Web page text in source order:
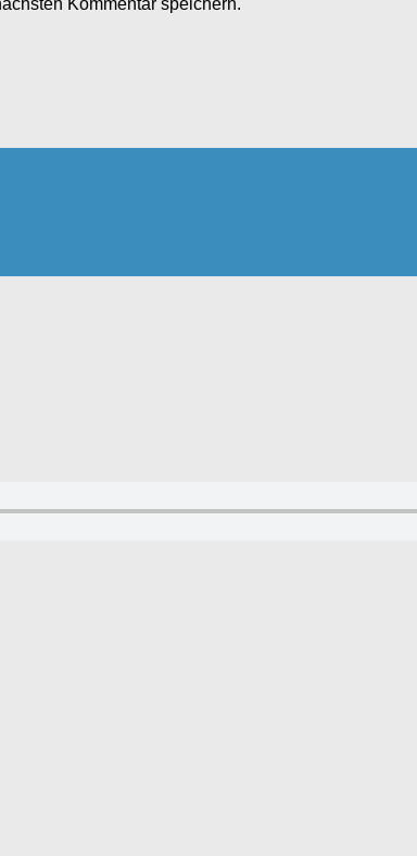
Kommentar speichern.